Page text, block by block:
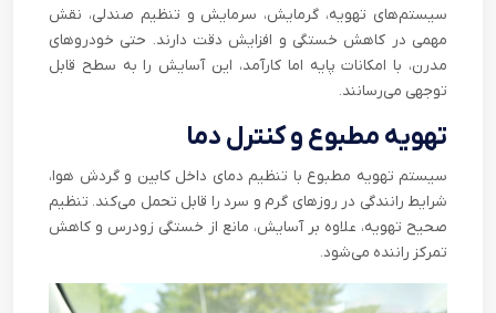
سیستم‌های تهویه، گرمایش، سرمایش و تنظیم صندلی، نقش
مهمی در کاهش خستگی و افزایش دقت دارند. حتی خودروهای
مدرن، با امکانات پایه اما کارآمد، این آسایش را به سطح قابل
توجهی می‌رسانند.
تهویه مطبوع و کنترل دما
سیستم تهویه مطبوع با تنظیم دمای داخل کابین و گردش هوا،
شرایط رانندگی در روزهای گرم و سرد را قابل تحمل می‌کند. تنظیم
صحیح تهویه، علاوه بر آسایش، مانع از خستگی زودرس و کاهش
تمرکز راننده می‌شود.